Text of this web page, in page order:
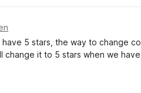
5 stars, the way to change
change it to 5 stars when we